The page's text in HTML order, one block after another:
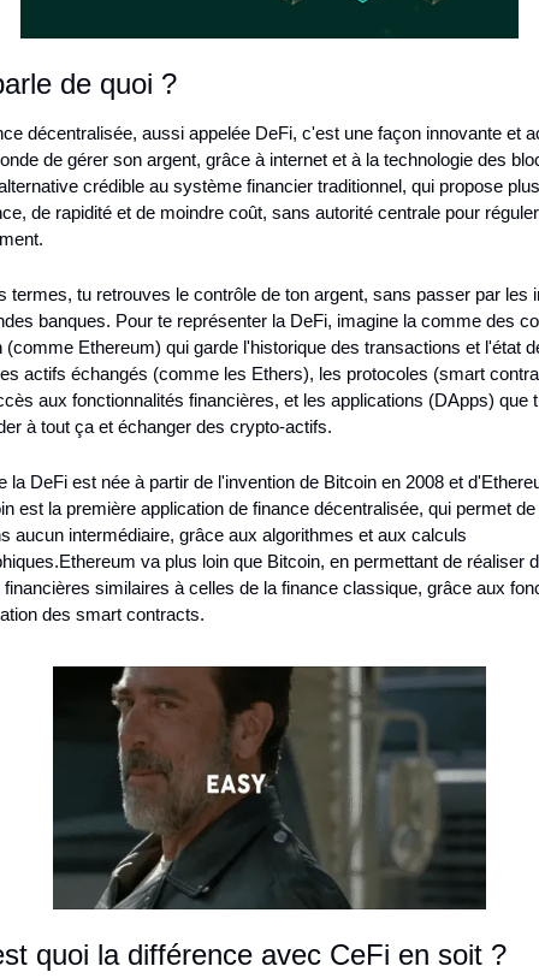
de quoi ?
décentralisée, aussi appelée DeFi, c'est une façon innovante et
de gérer son argent, grâce à internet et à la technologie des
crédible au système financier traditionnel, qui propose
de rapidité et de moindre coût, sans autorité centrale pour
termes, tu retrouves le contrôle de ton argent, sans passer par les
banques. Pour te représenter la DeFi, imagine la comme des
(comme Ethereum) qui garde l'historique des transactions et l'état
actifs échangés (comme les Ethers), les protocoles (smart
aux fonctionnalités financières, et les applications (DApps) que
à tout ça et échanger des crypto-actifs.
la DeFi est née à partir de l'invention de Bitcoin en 2008 et
est la première application de finance décentralisée, qui permet
aucun intermédiaire, grâce aux algorithmes et aux calculs
Ethereum va plus loin que Bitcoin, en permettant de réaliser
similaires à celles de la finance classique, grâce aux
des smart contracts.
quoi la différence avec CeFi en soit ?